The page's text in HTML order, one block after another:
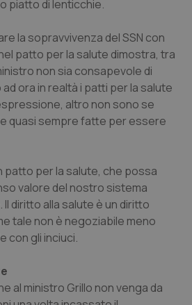
di Bolzano
piatto di lenticchie.
la sopravvivenza del SSN con
patto per la salute dimostra, tra
non sia consapevole di
ora in realtà i patti per la salute
altro non sono se
quasi sempre fatte per essere
patto per la salute, che possa
valore del nostro sistema
diritto alla salute è un diritto
tale non è negoziabile meno
con gli inciuci.
al ministro Grillo non venga da